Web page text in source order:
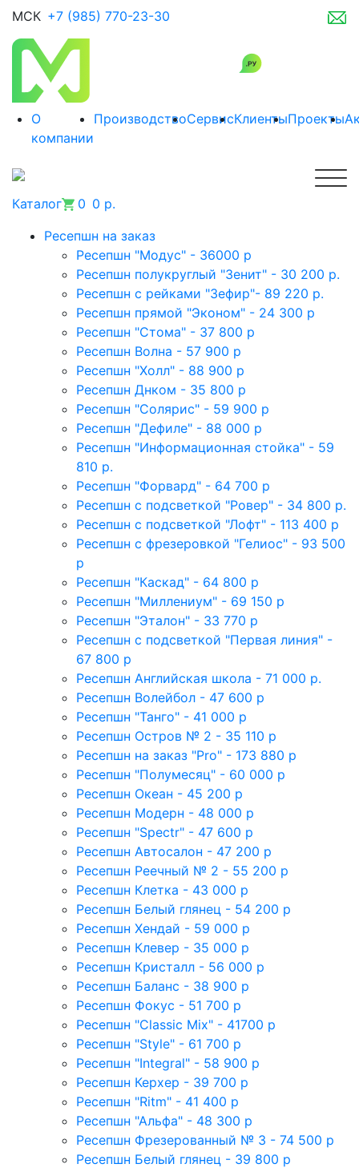
МСК +7 (985) 770-23-30
О
компании
ПроизводствоСервисКлиентыПроекты
Каталог 0 0 р.
Ресепшн на заказ
Ресепшн "Модус" - 36000 р
Ресепшн полукруглый "Зенит" - 30 200 р.
Ресепшн с рейками "Зефир"- 89 220 р.
Ресепшн прямой "Эконом" - 24 300 р
Ресепшн "Стома" - 37 800 р
Ресепшн Волна - 57 900 р
Ресепшн "Холл" - 88 900 р
Ресепшн Днком - 35 800 р
Ресепшн "Солярис" - 59 900 р
Ресепшн "Дефиле" - 88 000 р
Ресепшн "Информационная стойка" - 59
810 р.
Ресепшн "Форвард" - 64 700 р
Ресепшн с подсветкой "Ровер" - 34 800 р.
Ресепшн с подсветкой "Лофт" - 113 400 р
Ресепшн с фрезеровкой "Гелиос" - 93 500
р
Ресепшн "Каскад" - 64 800 р
Ресепшн "Миллениум" - 69 150 р
Ресепшн "Эталон" - 33 770 р
Ресепшн с подсветкой "Первая линия" -
67 800 р
Ресепшн Английская школа - 71 000 р.
Ресепшн Волейбол - 47 600 р
Ресепшн "Танго" - 41 000 р
Ресепшн Остров № 2 - 35 110 р
Ресепшн на заказ "Pro" - 173 880 р
Ресепшн "Полумесяц" - 60 000 р
Ресепшн Океан - 45 200 р
Ресепшн Модерн - 48 000 р
Ресепшн "Spectr" - 47 600 р
Ресепшн Автосалон - 47 200 р
Ресепшн Реечный № 2 - 55 200 р
Ресепшн Клетка - 43 000 р
Ресепшн Белый глянец - 54 200 р
Ресепшн Хендай - 59 000 р
Ресепшн Клевер - 35 000 р
Ресепшн Кристалл - 56 000 р
Ресепшн Баланс - 38 900 р
Ресепшн Фокус - 51 700 р
Ресепшн "Classic Mix" - 41700 р
Ресепшн "Style" - 61 700 р
Ресепшн "Integral" - 58 900 р
Ресепшн Керхер - 39 700 р
Ресепшн "Ritm" - 41 400 р
Ресепшн "Альфа" - 48 300 р
Ресепшн Фрезерованный № 3 - 74 500 р
Ресепшн Белый глянец - 39 800 р